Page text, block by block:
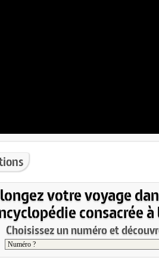
votre voyage
consacrée
Choisissez un numéro et